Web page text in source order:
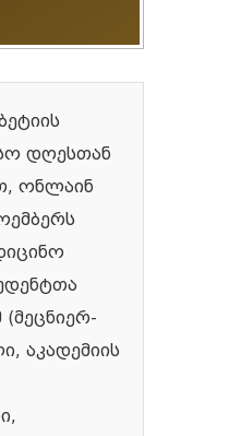
დღესთან
ონლაინ
(მეცნიერ-
აკადემიის